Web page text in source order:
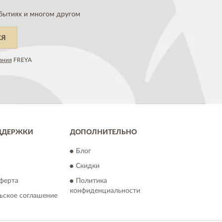
и многом другом
FREYA
соглашение
ДОПОЛНИТЕЛЬНО
Блог
Скидки
Политика
конфиденциальности